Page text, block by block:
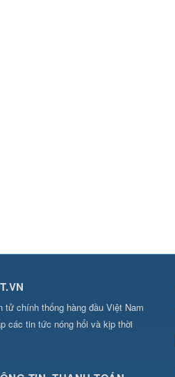
tử chính thống hàng đầu Việt Nam
các tin tức nóng hổi và kịp thời